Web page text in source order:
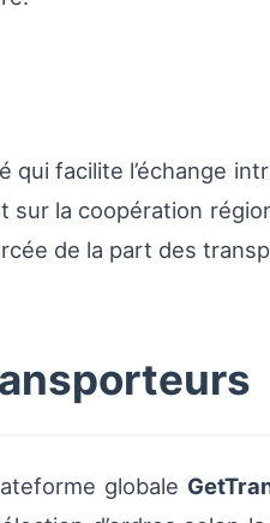
facilite l’échange
sur la coopération
de la part des
globale